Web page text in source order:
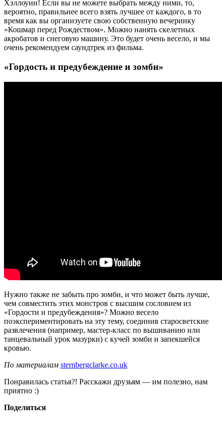
Хэллоуин! Если вы не можете выбрать между ними, то,
вероятно, правильнее всего взять лучшее от каждого, в то
время как вы организуете свою собственную вечеринку
«Кошмар перед Рождеством». Можно нанять скелетных
акробатов и снеговую машину. Это будет очень весело, и мы
очень рекомендуем саундтрек из фильма.
«Гордость и предубеждение и зомби»
Нужно также не забыть про зомби, и что может быть лучше,
чем совместить этих монстров с высшим сословием из
«Гордости и предубеждения»? Можно весело
поэкспериментировать на эту тему, соединив старосветские
развлечения (например, мастер-класс по вышиванию или
танцевальный урок мазурки) с кучей зомби и запекшейся
кровью.
По материалам sternbergclarke.co.uk
Понравилась статья?! Расскажи друзьям — им полезно, нам
приятно :)
Поделиться